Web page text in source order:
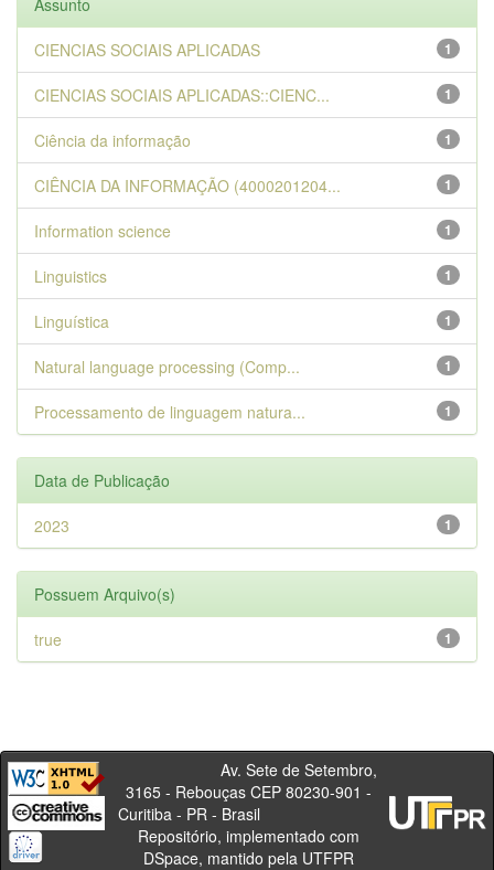
Assunto
1
CIENCIAS SOCIAIS APLICADAS
1
CIENCIAS SOCIAIS APLICADAS::CIENC...
1
Ciência da informação
1
CIÊNCIA DA INFORMAÇÃO (4000201204...
1
Information science
1
Linguistics
1
Linguística
1
Natural language processing (Comp...
1
Processamento de linguagem natura...
Data de Publicação
1
2023
Possuem Arquivo(s)
1
true
Av. Sete de Setembro,
3165 - Rebouças CEP 80230-901 -
Curitiba - PR - Brasil
Repositório, implementado com
DSpace, mantido pela UTFPR